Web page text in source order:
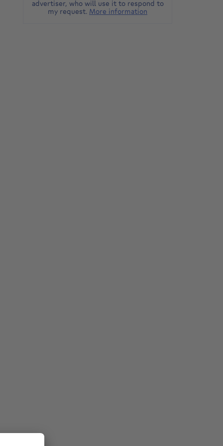
advertiser, who will use it to respond to
my request. More information